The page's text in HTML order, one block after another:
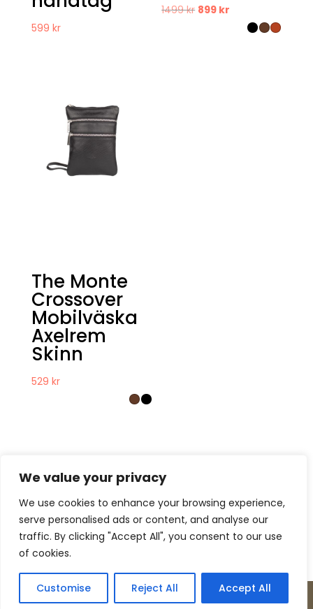
We value your privacy
We use cookies to enhance your browsing experience,
serve personalised ads or content, and analyse our
traffic. By clicking "Accept All", you consent to our use
of cookies.
Customise Reject All Accept All
599 kr
1499kr Det
ursprungliga
899 kr
nuvarande
The Monte
Crossover
Mobilväska
Axelrem
Skinn
529 kr
Kontakt Om oss
Köpvillkor
Retur – Reklamation
GDPR & Cookies
Copyright © Incase Innovation 2026